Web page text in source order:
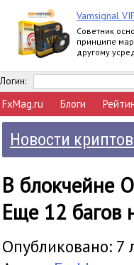
Vamsignal
Советник
принципе
другому
Логин:
FxMag.ru Блоги
Новости
В блокчейне
Еще 12 багов
Опубликовано: 7